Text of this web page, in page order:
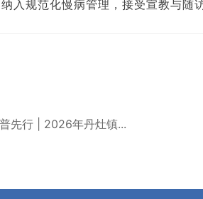
入规范化慢病管理，接受宣教与
先行 | 2026年丹灶镇...